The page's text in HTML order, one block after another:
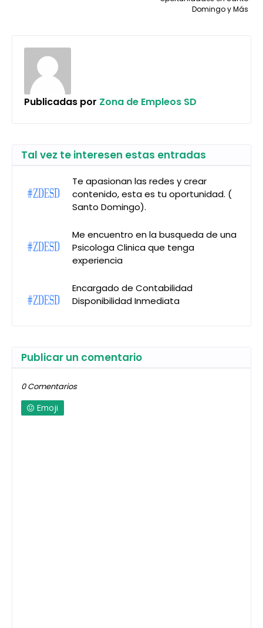
Domingo y Más
Publicadas por Zona de Empleos SD
Tal vez te interesen estas entradas
Te apasionan las redes y crear
contenido, esta es tu oportunidad. (
Santo Domingo).
Me encuentro en la busqueda de una
Psicologa Clinica que tenga
experiencia
Encargado de Contabilidad
Disponibilidad Inmediata
Publicar un comentario
0 Comentarios
Emoji